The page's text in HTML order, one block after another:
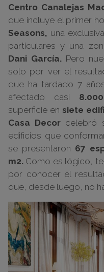
Centro Canalejas
que incluye el primer
Seasons, una
particulares y una
Dani García. Pero
solo por ver el
que ha tardado 7
afectado casi
superficie en siete
Casa Decor celebró
edificios que
se presentaron 67
m2. Como es lógico,
por conocer el
que, desde luego, no